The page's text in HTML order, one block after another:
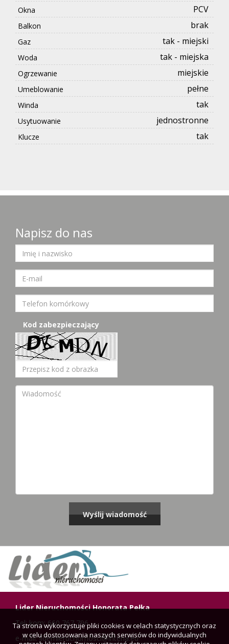
Okna PCV
Balkon brak
Gaz tak - miejski
Woda tak - miejska
Ogrzewanie miejskie
Umeblowanie pełne
Winda tak
Usytuowanie jednostronne
Klucze tak
Napisz do nas
Kod zabezpieczający
Lider Nieruchomości Honorata Pełka
Tel: kom: 660 767 796
e-mail: lidernieruchomosci@interia.eu
Ta strona wykorzystuje pliki cookies w celach statystycznych oraz
w celu dostosowania naszych serwisów do indywidualnych